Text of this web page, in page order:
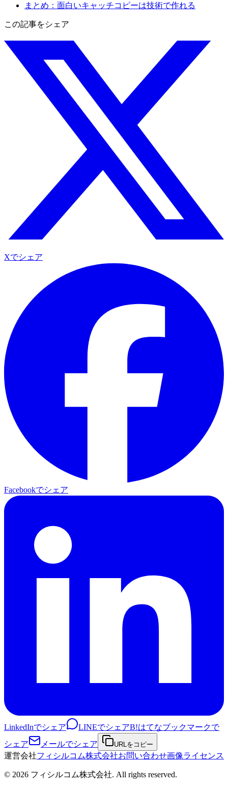
まとめ：面白いキャッチコピーは技術で作れる
この記事をシェア
Xでシェア
Facebookでシェア
LinkedInでシェア LINEでシェアB!はてなブックマークで
シェア
メールでシェア URLをコピー
運営会社フィシルコム株式会社お問い合わせ画像ライセンス
© 2026 フィシルコム株式会社. All rights reserved.